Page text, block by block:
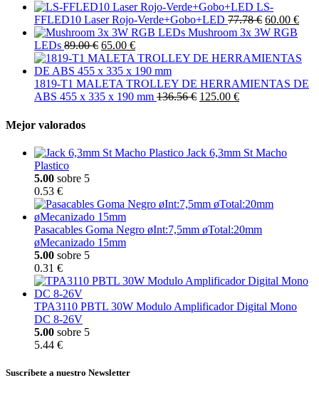
LS-
FFLED10 Laser Rojo-Verde+Gobo+LED 77.78 € 60.00 €
Mushroom 3x 3W RGB
LEDs 89.00 € 65.00 €
1819-T1 MALETA TROLLEY DE HERRAMIENTAS DE
ABS 455 x 335 x 190 mm 136.56 € 125.00 €
Mejor valorados
Jack 6,3mm St Macho
Plastico
5.00 sobre 5
0.53 €
Pasacables Goma Negro øInt:7,5mm øTotal:20mm
øMecanizado 15mm
5.00 sobre 5
0.31 €
TPA3110 PBTL 30W Modulo Amplificador Digital Mono
DC 8-26V
5.00 sobre 5
5.44 €
Suscríbete a nuestro Newsletter